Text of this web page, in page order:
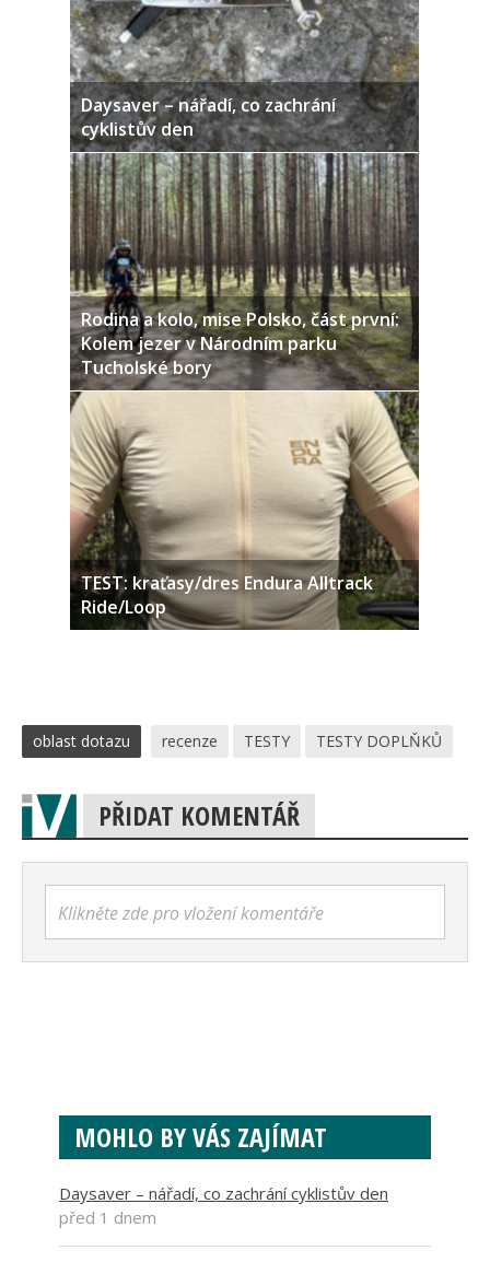
Daysaver – nářadí, co zachrání
cyklistův den
Rodina a kolo, mise Polsko, část první:
Kolem jezer v Národním parku
Tucholské bory
TEST: kraťasy/dres Endura Alltrack
Ride/Loop
oblast dotazu recenze TESTY TESTY DOPLŇKŮ
PŘIDAT KOMENTÁŘ
Klikněte zde pro vložení komentáře
MOHLO BY VÁS ZAJÍMAT
Daysaver – nářadí, co zachrání cyklistův den
před 1 dnem